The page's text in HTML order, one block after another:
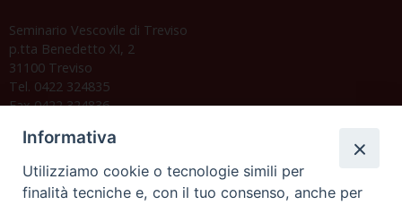
Seminario Vescovile di Treviso
p.tta Benedetto XI, 2
31100 Treviso
Tel. 0422 324835
Fax 0422 324836
C.F. 94004060268
Informativa
Utilizziamo cookie o tecnologie simili per
finalità tecniche e, con il tuo consenso, anche per